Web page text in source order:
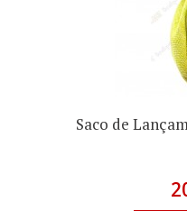
Saco de